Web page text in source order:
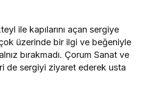
ile kapılarını açan sergiye
üzerinde bir ilgi ve beğeniyle
bırakmadı. Çorum Sanat ve
de sergiyi ziyaret ederek usta